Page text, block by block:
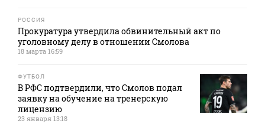
РОССИЯ
Прокуратура утвердила обвинительный акт по
уголовному делу в отношении Смолова
18 марта 16:59
ФУТБОЛ
В РФС подтвердили, что Смолов подал
заявку на обучение на тренерскую
лицензию
23 января 13:18